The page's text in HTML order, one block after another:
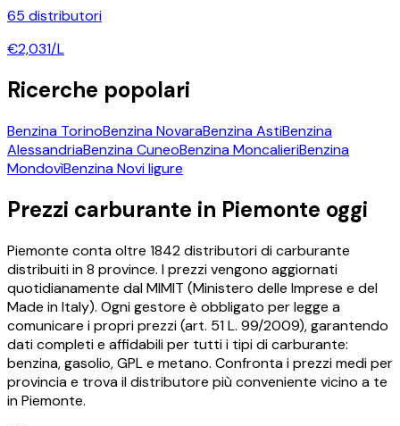
65 distributori
€2,031/L
Ricerche popolari
Benzina TorinoBenzinaNovaraBenzinaAstiBenzina
AlessandriaBenzinaCuneoBenzinaMoncalieriBenzina
MondovìBenzinaNovi ligure
Prezzi carburante in Piemonte oggi
Piemonte conta oltre 1842distributori di carburante
distribuiti in8 province. I prezzi vengono aggiornati
quotidianamente dal MIMIT (Ministero delle Imprese e del
Made in Italy). Ogni gestore è obbligato per legge a
comunicare i propri prezzi (art. 51 L. 99/2009), garantendo
dati completi e affidabili per tutti i tipi di carburante:
benzina, gasolio, GPL e metano. Confronta i prezzi medi per
provincia e trova il distributore più conveniente vicino a te
inPiemonte.